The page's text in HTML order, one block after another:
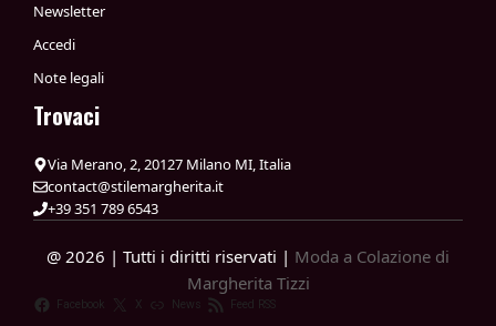
Newsletter
Accedi
Note legali
Trovaci
Via Merano, 2, 20127 Milano MI, Italia
contact@stilemargherita.it
+39 351 789 6543
@ 2026 | Tutti i diritti riservati | Moda a Colazione di
Margherita Tizzi
Facebook X News Feed RSS